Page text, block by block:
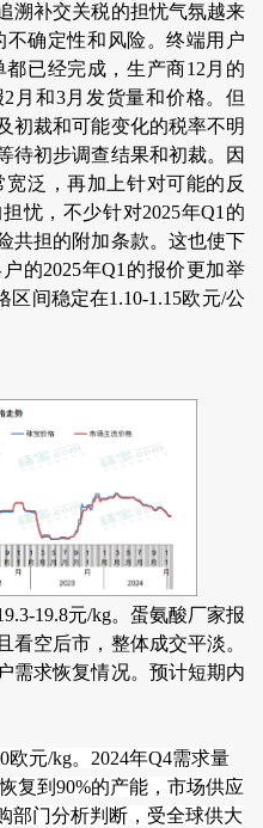
溯补交关税的担忧气氛越来
确定性和风险。终端用户
都已经完成，生产商12月的
月和3月发货量和价格。但
初裁和可能变化的税率不明
待初步调查结果和初裁。因
宽泛，再加上针对可能的反
忧，不少针对2025年Q1的
共担的附加条款。这也使下
的2025年Q1的报价更加举
区间稳定在1.10-1.15欧元/公
19.8元/kg。蛋氨酸厂家报
看空后市，整体成交平淡。
需求恢复情况。预计短期内
欧元/kg。2024年Q4需求量
复到90%的产能，市场供应
部门分析判断，受全球供大